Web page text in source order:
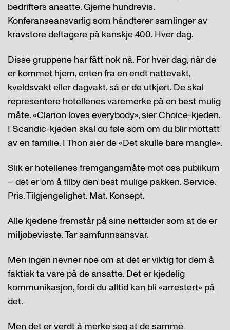
bedrifters ansatte. Gjerne hundrevis.
Konferanseansvarlig som håndterer samlinger av
kravstore deltagere på kanskje 400. Hver dag.
Disse gruppene har fått nok nå. For hver dag, når de
er kommet hjem, enten fra en endt nattevakt,
kveldsvakt eller dagvakt, så er de utkjørt. De skal
representere hotellenes varemerke på en best mulig
måte. «Clarion loves everybody», sier Choice-kjeden.
I Scandic-kjeden skal du føle som om du blir mottatt
av en familie. I Thon sier de «Det skulle bare mangle».
Slik er hotellenes fremgangsmåte mot oss publikum
– det er om å tilby den best mulige pakken. Service.
Pris. Tilgjengelighet. Mat. Konsept.
Alle kjedene fremstår på sine nettsider som at de er
miljøbevisste. Tar samfunnsansvar.
Men ingen nevner noe om at det er viktig for dem å
faktisk ta vare på de ansatte. Det er kjedelig
kommunikasjon, fordi du alltid kan bli «arrestert» på
det.
Men det er verdt å merke seg at de samme